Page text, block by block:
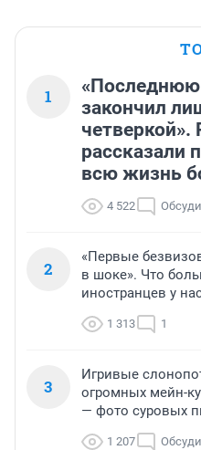
1
«Последнюю
закончил
четверкой».
рассказали
всю жизнь
4 522
2
«Первые
в шоке». Что
иностранцев у
1 313 1
3
Игривые
огромных мейн-
— фото суровых
1 207